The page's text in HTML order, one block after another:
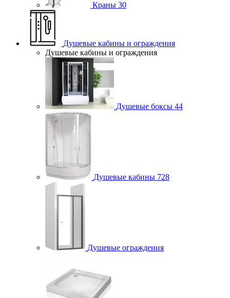
Краны 30
Душевые кабины и ограждения
Душевые кабины и ограждения
Душевые боксы 44
Душевые кабины 728
Душевые ограждения